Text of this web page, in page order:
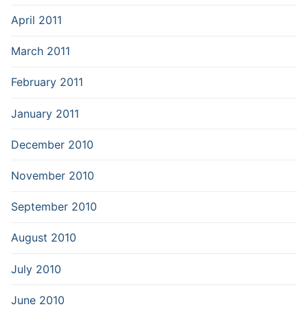
April 2011
March 2011
February 2011
January 2011
December 2010
November 2010
September 2010
August 2010
July 2010
June 2010